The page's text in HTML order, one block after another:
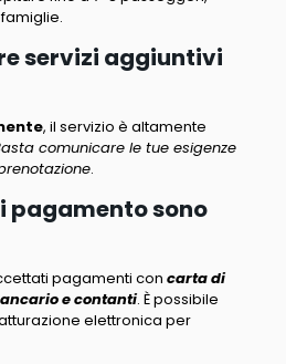
.
servizi aggiuntivi
, il servizio è altamente
comunicare le tue esigenze
.
pagamento sono
pagamenti con carta di
e contanti. È possibile
elettronica per